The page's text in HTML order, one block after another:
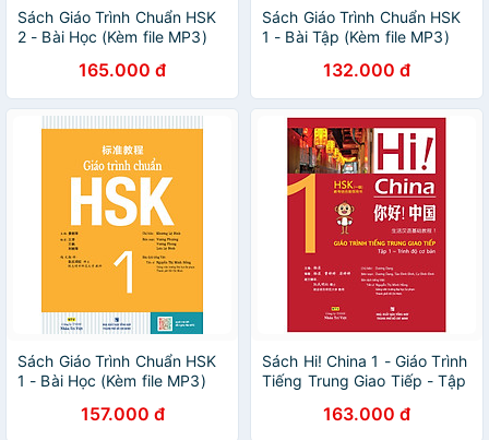
Sách Giáo Trình Chuẩn HSK
2 - Bài Học (Kèm file MP3)
165.000 đ
Sách Giáo Trình Chuẩn HSK
1 - Bài Tập (Kèm file MP3)
132.000 đ
Sách Giáo Trình Chuẩn HSK
1 - Bài Học (Kèm file MP3)
157.000 đ
Sách Hi! China 1 - Giáo Trình
Tiếng Trung Giao Tiếp - Tập
163.000 đ